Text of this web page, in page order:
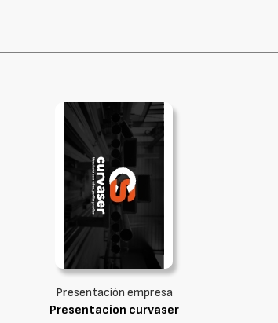
Presentación empresa
Presentacion curvaser